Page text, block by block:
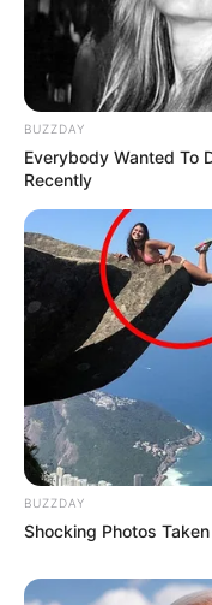
BUZZDAY
Everybody Wanted To
Recently
BUZZDAY
Shocking Photos